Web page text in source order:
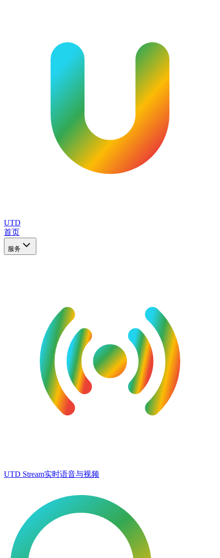
UTD
首页
服务
UTD Stream实时语音与视频